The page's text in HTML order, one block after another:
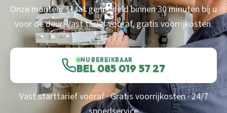
Onze monteur staat gemiddeld binnen 30 minuten bij u
voor de deur. Vast tarief vooraf, gratis voorrijkosten.
NU BEREIKBAAR
BEL 085 019 57 27
Vast starttarief vooraf · Gratis voorrijkosten · 24/7